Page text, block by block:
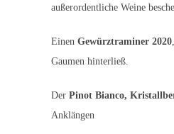
außerordentliche Weine
Einen Gewürztraminer 2020
Gaumen hinterließ.
Der Pinot Bianco,
Anklängen